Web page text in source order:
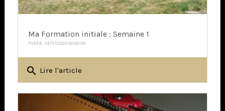
Ma Formation initiale : Semaine 1
Publié : 14/11/2020 00:00:00
search Lire l'article